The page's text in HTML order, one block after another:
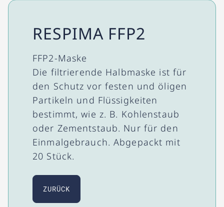
RESPIMA FFP2
FFP2-Maske
Die filtrierende Halbmaske ist für
den Schutz vor festen und öligen
Partikeln und Flüssigkeiten
bestimmt, wie z. B. Kohlenstaub
oder Zementstaub. Nur für den
Einmalgebrauch. Abgepackt mit
20 Stück.
ZURÜCK